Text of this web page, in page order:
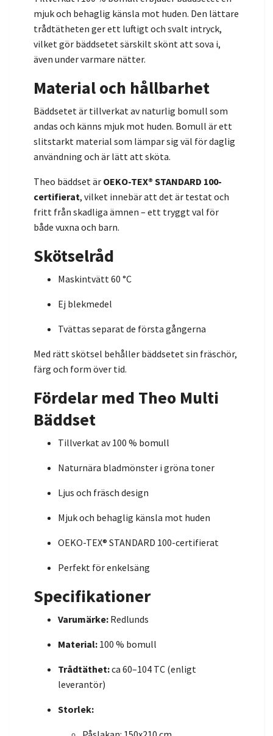
mjuk och behaglig känsla mot huden. Den lättare
trådtätheten ger ett luftigt och svalt intryck,
vilket gör bäddsetet särskilt skönt att sova i,
även under varmare nätter.
Material och hållbarhet
Bäddsetet är tillverkat av naturlig bomull som
andas och känns mjuk mot huden. Bomull är ett
slitstarkt material som lämpar sig väl för daglig
användning och är lätt att sköta.
Theo bäddset är OEKO-TEX® STANDARD 100-
certifierat, vilket innebär att det är testat och
fritt från skadliga ämnen – ett tryggt val för
både vuxna och barn.
Skötselråd
Maskintvätt 60 °C
Ej blekmedel
Tvättas separat de första gångerna
Med rätt skötsel behåller bäddsetet sin fräschör,
färg och form över tid.
Fördelar med Theo Multi
Bäddset
Tillverkat av 100 % bomull
Naturnära bladmönster i gröna toner
Ljus och fräsch design
Mjuk och behaglig känsla mot huden
OEKO-TEX® STANDARD 100-certifierat
Perfekt för enkelsäng
Specifikationer
Varumärke: Redlunds
Material: 100 % bomull
Trådtäthet:ca 60–104 TC (enligt
leverantör)
Storlek: